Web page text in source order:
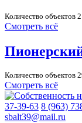
Количество объектов 2
Смотреть всё
Количество объектов
Смотреть всё
37-39-63 8 (963)
sbalt39@mail.ru